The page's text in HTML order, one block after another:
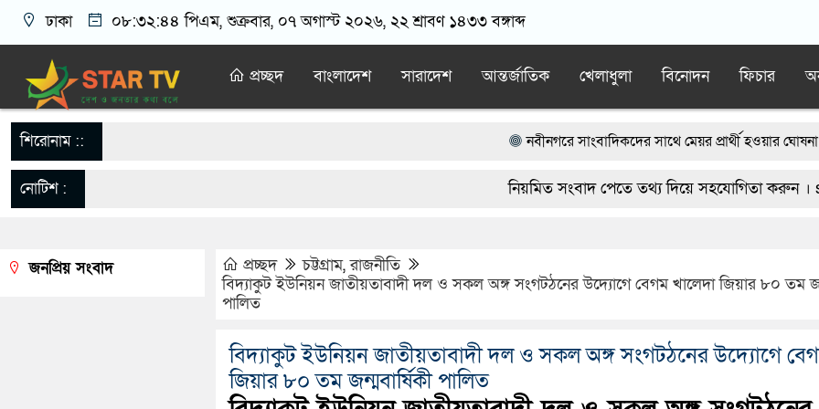
ঢাকা ০৮:৩২:৪৫ পিএম, শুক্রবার, ০৭ অগাস্ট ২০২৬, ২২ শ্রাবণ ১৪৩৩ বঙ্গাব্দ
প্রচ্ছদ বাংলাদেশ সারাদেশ আন্তর্জাতিক খেলাধুলা বিনোদন ফিচার
শিরোনাম :: নবীনগরে সাংবাদিকদের সাথে মেয়র প্রার্থী হওয়ার ঘোষনা দিয়ে বিএনপি
নবীনগরে সন্ত্রাসীদের হামলায় র‍্যাবের ৩ সদস্য আহত, দেশীয় অস্ত্রসহ
নোটিশ : নিয়মিত সংবাদ পেতে তথ্য দিয়ে সহযোগিতা করুন ।
প্রচ্ছদ চট্টগ্রাম,রাজনীতি
বিদ্যাকুট ইউনিয়ন জাতীয়তাবাদী দল ও সকল অঙ্গ সংগটঠনের উদ্যোগে বেগম খালেদা জিয়ার ৮০ তম
পালিত
বিদ্যাকুট ইউনিয়ন জাতীয়তাবাদী দল ও সকল অঙ্গ সংগটঠনের উদ্যোগে
জিয়ার ৮০ তম জন্মবার্ষিকী পালিত
জনপ্রিয় সংবাদ